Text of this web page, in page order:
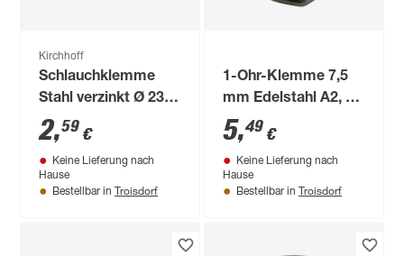
Kirchhoff
Schlauchklemme
Stahl verzinkt Ø 23-
35 x 9 mm, für 1"
2,59 €
Keine Lieferung nach
Hause
Bestellbar in Troisdorf
1-Ohr-Klemme 7,5
mm Edelstahl A2, 3
Stück
5,49 €
Keine Lieferung nach
Hause
Bestellbar in Troisdorf